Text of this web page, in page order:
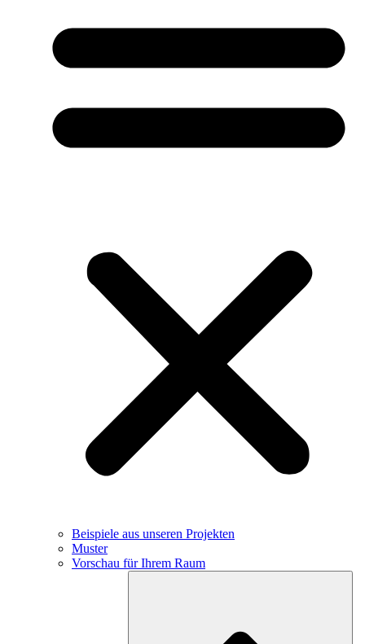
Beispiele aus unseren Projekten
Muster
Vorschau für Ihrem Raum